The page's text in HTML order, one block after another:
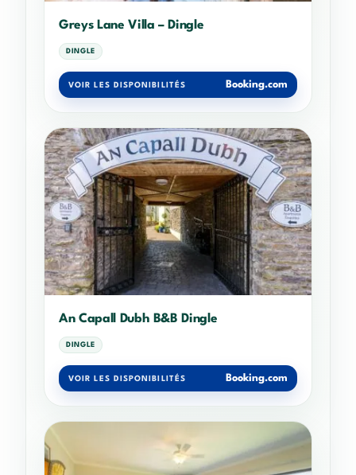
Greys Lane Villa – Dingle
DINGLE
VOIR LES DISPONIBILITÉS Booking.com
An Capall Dubh B&B Dingle
DINGLE
VOIR LES DISPONIBILITÉS Booking.com